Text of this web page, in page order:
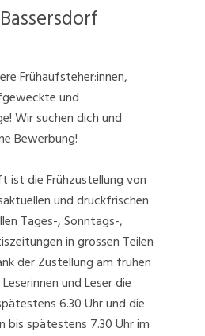
Frühaufsteher:innen,
und
Wir suchen dich und
Bewerbung!
ist die Frühzustellung von
und druckfrischen
Tages-, Sonntags-,
in grossen Teilen
der Zustellung am frühen
und Leser die
6.30 Uhr und die
bis spätestens 7.30 Uhr im